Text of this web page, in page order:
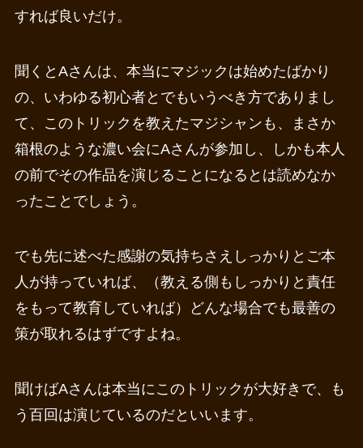
すれば良いだけ。
聞くとAさんは、本当にマジックは始めたばかり
の、いわゆる初心者とでもいうべき方でありまし
て、このトリックを教えたマジシャンも、まさか
箱根のような濃い会にAさんが参加し、しかも本人
の前でその作品を演じることになるとは読めなか
ったことでしょう。
でも先に述べた感謝の気持ちさえしっかりとご本
人が持っていれば、（教える側もしっかりと責任
をもって教育していれば）どんな場合でも最善の
策が取れるはずですよね。
聞けばAさんは本当にこのトリックが大好きで、も
う百回は演じているのだといいます。